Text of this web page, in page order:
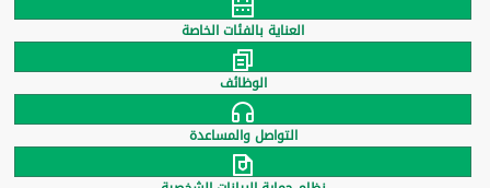
العناية بالفئات الخاصة
الوظائف
التواصل والمساعدة